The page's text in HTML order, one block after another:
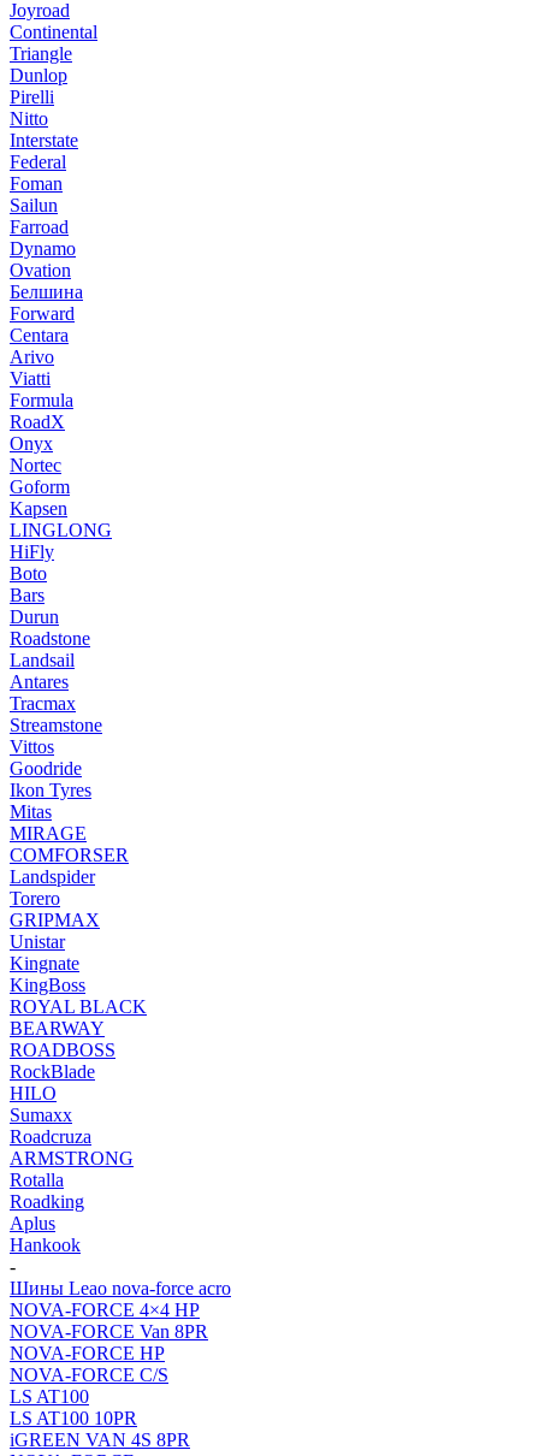
Joyroad
Continental
Triangle
Dunlop
Pirelli
Nitto
Interstate
Federal
Foman
Sailun
Farroad
Dynamo
Ovation
Белшина
Forward
Centara
Arivo
Viatti
Formula
RoadX
Onyx
Nortec
Goform
Kapsen
LINGLONG
HiFly
Boto
Bars
Durun
Roadstone
Landsail
Antares
Tracmax
Streamstone
Vittos
Goodride
Ikon Tyres
Mitas
MIRAGE
COMFORSER
Landspider
Torero
GRIPMAX
Unistar
Kingnate
KingBoss
ROYAL BLACK
BEARWAY
ROADBOSS
RockBlade
HILO
Sumaxx
Roadcruza
ARMSTRONG
Rotalla
Roadking
Aplus
Hankook
-
Шины Leao nova-force acro
NOVA-FORCE 4×4 HP
NOVA-FORCE Van 8PR
NOVA-FORCE HP
NOVA-FORCE C/S
LS AT100
LS AT100 10PR
iGREEN VAN 4S 8PR